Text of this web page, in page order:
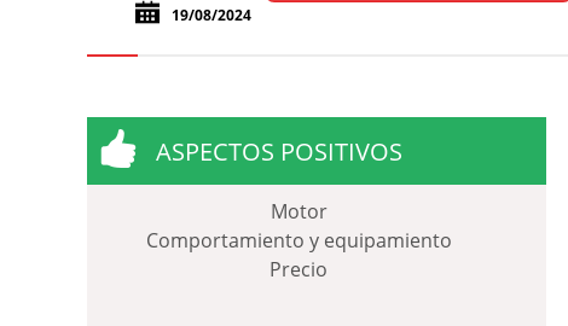
19/08/2024
ASPECTOS POSITIVOS
Motor
Comportamiento y equipamiento
Precio